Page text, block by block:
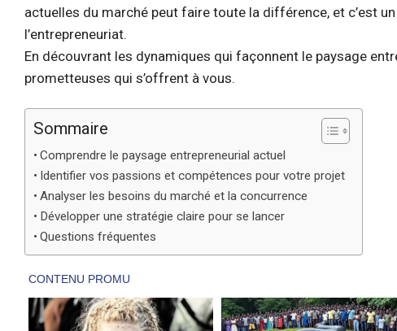
actuelles du marché peut faire toute la différence, et c’est
l’entrepreneuriat.
En découvrant les dynamiques qui façonnent le paysage
prometteuses qui s’offrent à vous.
Sommaire
Comprendre le paysage entrepreneurial actuel
Identifier vos passions et compétences pour votre projet
Analyser les besoins du marché et la concurrence
Développer une stratégie claire pour se lancer
Questions fréquentes